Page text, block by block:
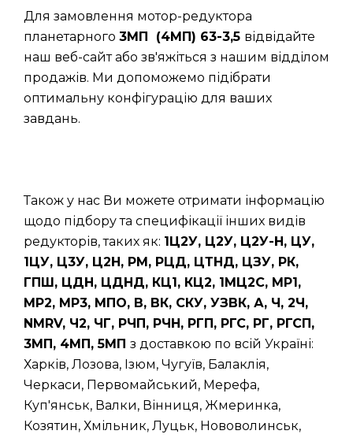
Для замовлення мотор-редуктора
планетарного 3МП (4МП) 63-3,5 відвідайте
наш веб-сайт або зв'яжіться з нашим відділом
продажів. Ми допоможемо підібрати
оптимальну конфігурацію для ваших
завдань.
Також у нас Ви можете отримати інформацію
щодо підбору та специфікації інших видів
редукторів, таких як: 1Ц2У, Ц2У, Ц2У-Н, ЦУ,
1ЦУ, Ц3У, Ц2Н, РМ, РЦД, ЦТНД, ЦЗУ, РК,
ГПШ, ЦДН, ЦДНД, КЦ1, КЦ2, 1МЦ2С, МР1,
МР2, МР3, МПО, В, ВК, СКУ, УЗВК, А, Ч, 2Ч,
NMRV, Ч2, ЧГ, РЧП, РЧН, РГП, РГС, РГ, РГСП,
3МП, 4МП, 5МП з доставкою по всій Україні:
Харків, Лозова, Ізюм, Чугуїв, Балаклія,
Черкаси, Первомайський, Мерефа,
Куп'янськ, Валки, Вінниця, Жмеринка,
Козятин, Хмільник, Луцьк, Нововолинськ,